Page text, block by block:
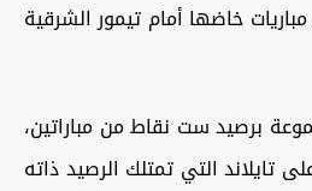
خاضها أمام تيمور الشرقية
برصيد ست نقاط من مباراتين،
تايلاند التي تمتلك الرصيد ذاته